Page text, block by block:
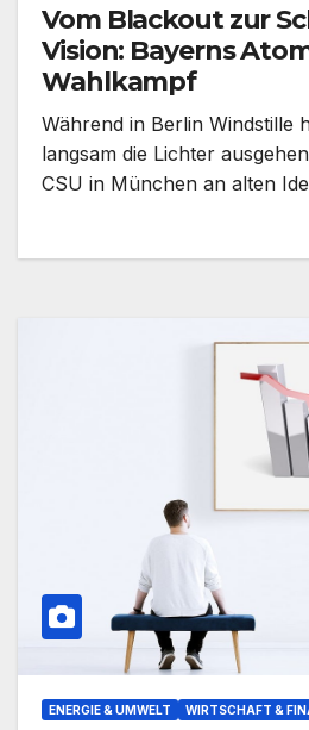
Vom Blackout zur
Vision: Bayerns
Wahlkampf
Während in Berlin Windstille
langsam die Lichter
CSU in München an alten
ENERGIE & UMWELT WIRTSCHAFT &